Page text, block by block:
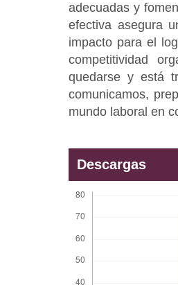
adecuadas y
efectiva asegura
impacto para el
competitividad
quedarse y está
comunicamos,
mundo laboral en
Descargas